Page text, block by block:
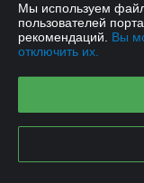
Регистрационный
УНП: 191897898
Регистрационный
Дата регистрации
Ссылка на
Местонахождение
Мы используем
пользователей
рекомендаций. Вы
отключить их.